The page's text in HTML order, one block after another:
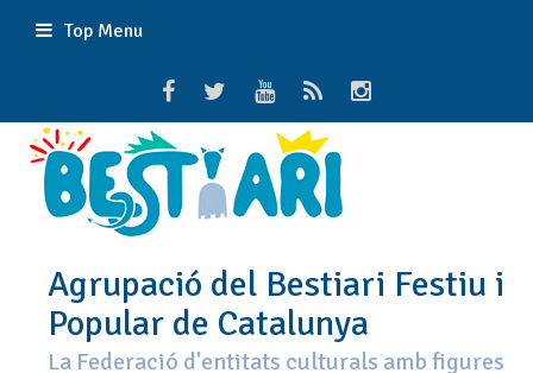
Top Menu
Agrupació del Bestiari Festiu i
Popular de Catalunya
La Federació d'entitats culturals amb figures